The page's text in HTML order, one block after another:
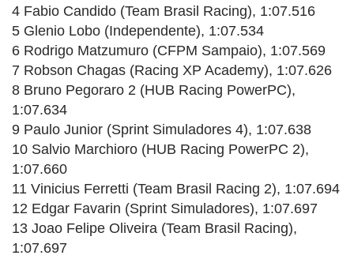
4 Fabio Candido (Team Brasil Racing), 1:07.516
5 Glenio Lobo (Independente), 1:07.534
6 Rodrigo Matzumuro (CFPM Sampaio), 1:07.569
7 Robson Chagas (Racing XP Academy), 1:07.626
8 Bruno Pegoraro 2 (HUB Racing PowerPC),
1:07.634
9 Paulo Junior (Sprint Simuladores 4), 1:07.638
10 Salvio Marchioro (HUB Racing PowerPC 2),
1:07.660
11 Vinicius Ferretti (Team Brasil Racing 2), 1:07.694
12 Edgar Favarin (Sprint Simuladores), 1:07.697
13 Joao Felipe Oliveira (Team Brasil Racing),
1:07.697